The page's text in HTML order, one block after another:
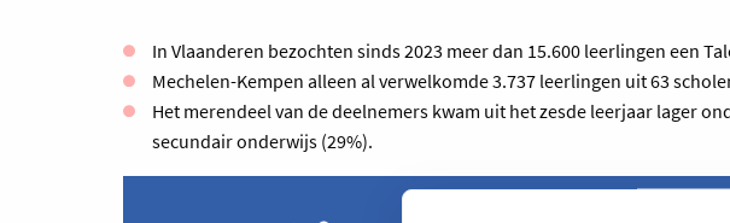
In Vlaanderen bezochten sinds 2023 meer dan 15.600 leerlingen een
Mechelen-Kempen alleen al verwelkomde 3.737 leerlingen uit 63
Het merendeel van de deelnemers kwam uit het zesde leerjaar lager
secundair onderwijs (29%).